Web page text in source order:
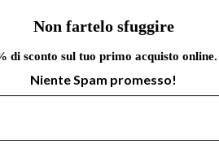
Non fartelo sfuggire
sconto sul tuo primo acquisto online.
Niente Spam promesso!